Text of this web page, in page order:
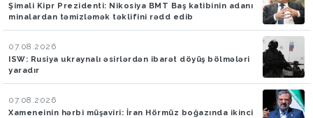
Şimali Kipr Prezidenti: Nikosiya BMT Baş katibinin adanı
minalardan təmizləmək təklifini rədd edib
07.08.2026
ISW: Rusiya ukraynalı əsirlərdən ibarət döyüş bölmələri
yaradır
07.08.2026
Xameneinin hərbi müşaviri: İran Hörmüz boğazında ikinci